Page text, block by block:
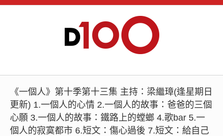
《一個人》第十季第十三集 主持：梁繼璋(逢星期日
更新) 1.一個人的心情 2.一個人的故事：爸爸的三個
心願 3.一個人的故事：鐵路上的螳螂 4.歌bar 5.一
個人的寂寞都市 6.短文：傷心過後 7.短文：給自己